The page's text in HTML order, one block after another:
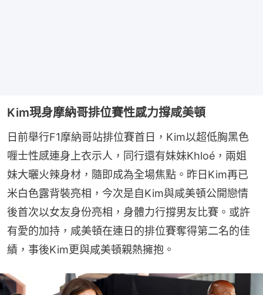
Kim現身摩納哥排位賽性感力撐咸美頓
日前舉行F1摩納哥站排位賽首日，Kim以超低胸黑色
喱士性感連身上衣示人，同行還有妹妹Khloé，兩姐
妹大曬火辣身材，隨即成為全場焦點。昨日Kim再已
米白色露背裝亮相，今次是自Kim與咸美頓公開戀情
後首次以女友身份亮相，身體力行撐男友比賽。或許
有愛的加持，咸美頓在連日的排位賽奪得第二名的佳
績，事後Kim更與咸美頓親熱擁抱。